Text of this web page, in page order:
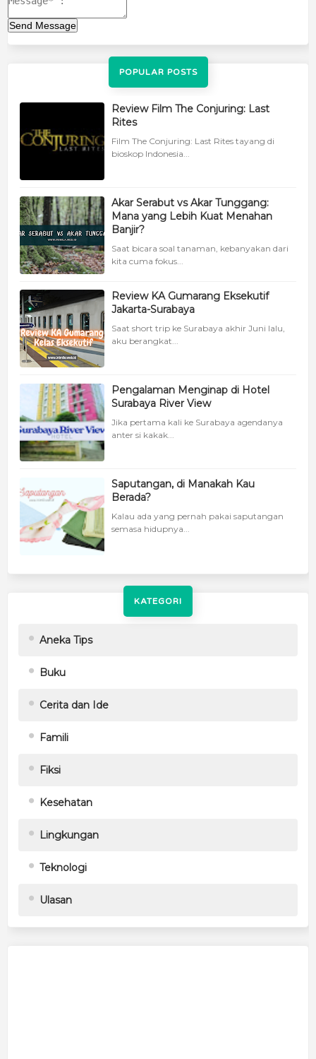
Send Message
POPULAR POSTS
Review Film The Conjuring: Last
Rites
Film The Conjuring: Last Rites tayang di
bioskop Indonesia...
Akar Serabut vs Akar Tunggang:
Mana yang Lebih Kuat Menahan
Banjir?
Saat bicara soal tanaman, kebanyakan dari
kita cuma fokus...
Review KA Gumarang Eksekutif
Jakarta-Surabaya
Saat short trip ke Surabaya akhir Juni lalu,
aku berangkat...
Pengalaman Menginap di Hotel
Surabaya River View
Jika pertama kali ke Surabaya agendanya
anter si kakak...
Saputangan, di Manakah Kau
Berada?
Kalau ada yang pernah pakai saputangan
semasa hidupnya...
KATEGORI
Aneka Tips
Buku
Cerita dan Ide
Famili
Fiksi
Kesehatan
Lingkungan
Teknologi
Ulasan